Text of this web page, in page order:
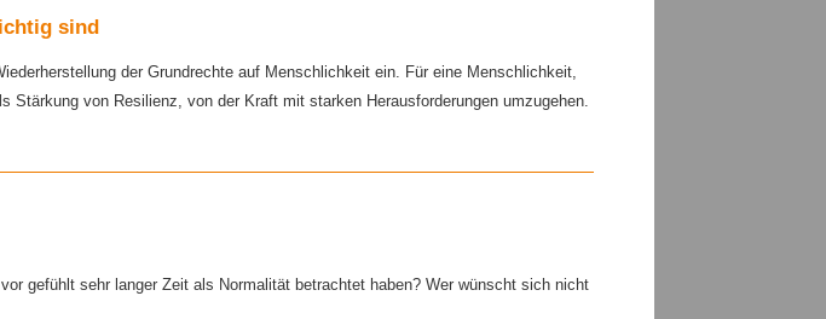
sind
der Grundrechte auf Menschlichkeit ein. Für eine Menschlichkeit,
Stärkung von Resilienz, von der Kraft mit starken Herausforderungen umzugehen.
gefühlt sehr langer Zeit als Normalität betrachtet haben? Wer wünscht sich nicht